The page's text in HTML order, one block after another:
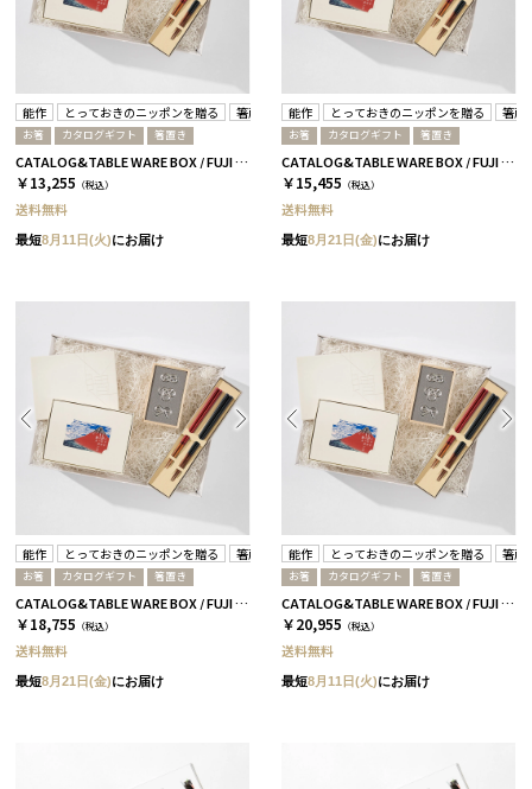
能作 とっておきのニッポンを贈る 箸蔵まつかん
お箸 カタログギフト 箸置き
CATALOG&TABLE WARE BOX / FUJI / 紅白 / 全5種 栄-C
￥13,255 （税込）
送料無料
最短8月11日(火)にお届け
能作 とっておきのニッポンを贈る 箸蔵
お箸 カタログギフト 箸置き
CATALOG&TABLE WARE BOX / FUJI / 紅白 / 全5種 詩-C
￥15,455 （税込）
送料無料
最短8月21日(金)にお届け
能作 とっておきのニッポンを贈る 箸蔵まつかん
お箸 カタログギフト 箸置き
CATALOG&TABLE WARE BOX / FUJI / 紅白 / 全5種 伝-C
￥18,755 （税込）
送料無料
最短8月21日(金)にお届け
能作 とっておきのニッポンを贈る 箸蔵
お箸 カタログギフト 箸置き
CATALOG&TABLE WARE BOX / FUJI / 紅白 / 全5種 維-C
￥20,955 （税込）
送料無料
最短8月11日(火)にお届け